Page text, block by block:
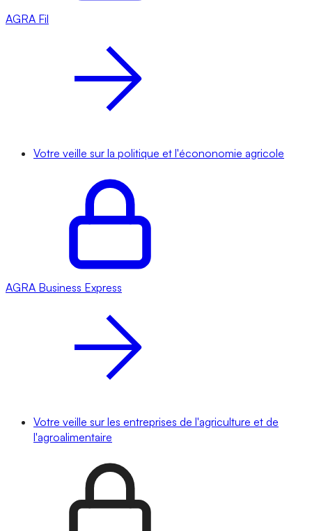
AGRA Fil
Votre veille sur la politique et l'écononomie agricole
AGRA Business Express
Votre veille sur les entreprises de l'agriculture et de
l'agroalimentaire